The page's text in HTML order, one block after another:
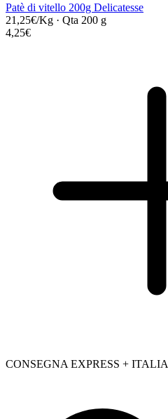
Patè di vitello 200g Delicatesse
21,25€/Kg · Qta 200 g
4,25€
CONSEGNA EXPRESS + ITALIA